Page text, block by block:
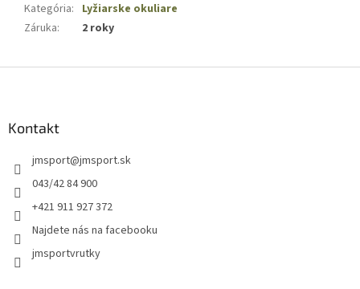
Kategória: Lyžiarske okuliare
Záruka: 2 roky
Kontakt
jmsport@jmsport.sk
043/42 84 900
+421 911 927 372
Najdete nás na facebooku
jmsportvrutky